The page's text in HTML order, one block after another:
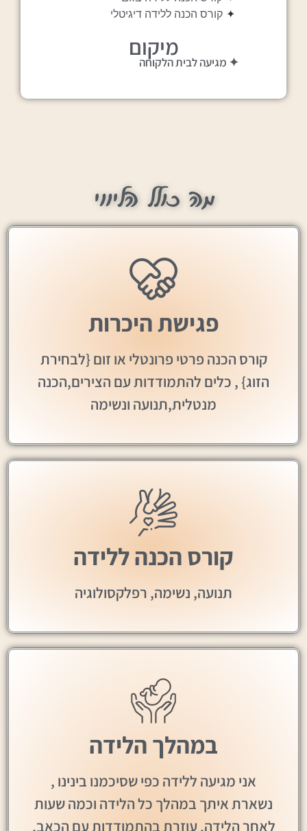
✦ קורס הכנה ללידה דיגיטלי
מיקום
✦ מגיעה לבית הלקוחה
מה כולל הליווי
פגישת היכרות
קורס הכנה פרטי פרונטלי או זום {לבחירת
הזוג} , כלים להתמודדות עם הצירים,הכנה
מנטלית,תנועה ונשימה
קורס הכנה ללידה
תנועה, נשימה, רפלקסולוגיה
במהלך הלידה
אני מגיעה ללידה כפי שסיכמנו בינינו ,
נשארת איתך במהלך כל הלידה וכמה שעות
לאחר הלידה. עוזרת בהתמודדות עם הכאב,